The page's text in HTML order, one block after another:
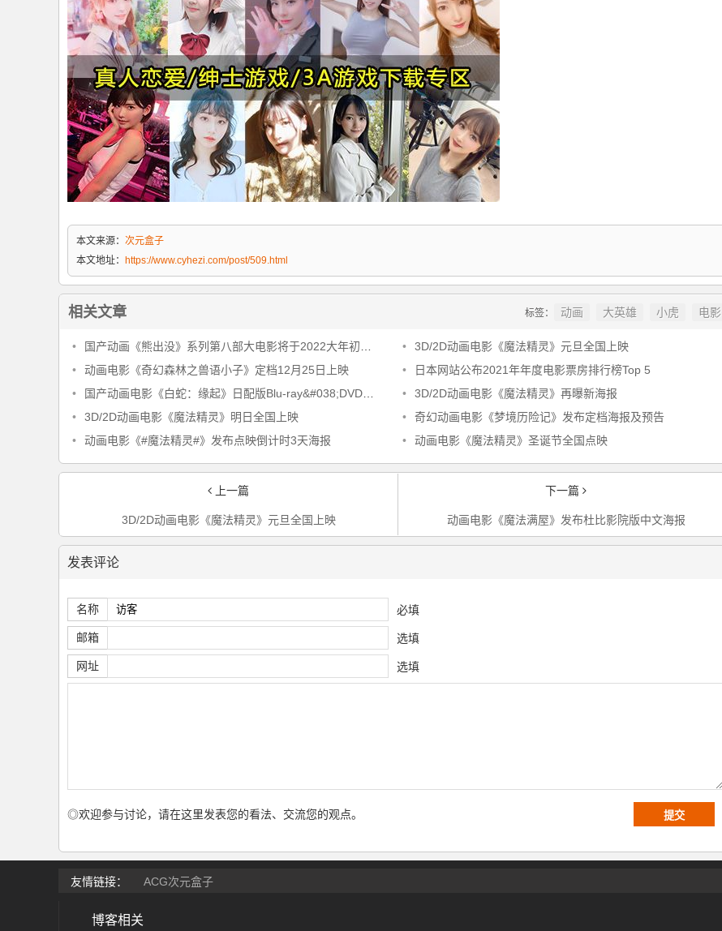
本文来源： 次元盒子
本文地址： https://www.cyhezi.com/post/509.html
相关文章 标签： 动画 大英雄 小虎 电影
• 国产动画《熊出没》系列第八部大电影将于2022大年初一上映 •
3D/2D动画电影《魔法精灵》元旦全国上映
•
动画电影《奇幻森林之兽语小子》定档12月25日上映 •
日本网站公布2021年年度电影票房排行榜Top 5
•
国产动画电影《白蛇：缘起》日配版Blu-ray&#038;DVD确定发售 •
3D/2D动画电影《魔法精灵》再曝新海报
•
3D/2D动画电影《魔法精灵》明日全国上映 •
奇幻动画电影《梦境历险记》发布定档海报及预告
•
动画电影《#魔法精灵#》发布点映倒计时3天海报 • 动画电影《魔法精灵》圣诞节全国点映
上一篇
3D/2D动画电影《魔法精灵》元旦全国上映
下一篇
动画电影《魔法满屋》发布杜比影院版中文海报
发表评论
名称 必填
邮箱 选填
网址 选填
◎欢迎参与讨论，请在这里发表您的看法、交流您的观点。
友情链接： ACG次元盒子
博客相关